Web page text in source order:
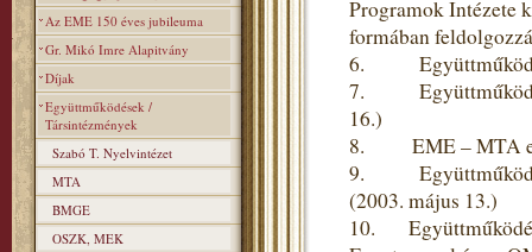
Az EME 150 éves jubileuma
Gr. Mikó Imre Alapitvány
Díjak
Együttműködések /
Társintézmények
Szabó T. Nyelvintézet
MTA
BMGE
OSZK, MEK
Programok Intézete
formában
6. Együttműködési
7. Együttműködési
16.)
8. EME – MTA
9. Együttműködési
(2003. május 13.)
10.